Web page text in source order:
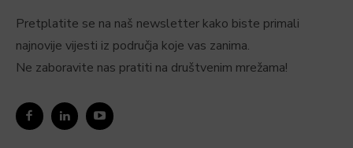
Pretplatite se na naš newsletter kako biste primali
najnovije vijesti iz područja koje vas zanima.
Ne zaboravite nas pratiti na društvenim mrežama!